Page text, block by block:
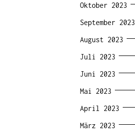
Oktober 2023
September 2023
August 2023
Juli 2023
Juni 2023
Mai 2023
April 2023
März 2023